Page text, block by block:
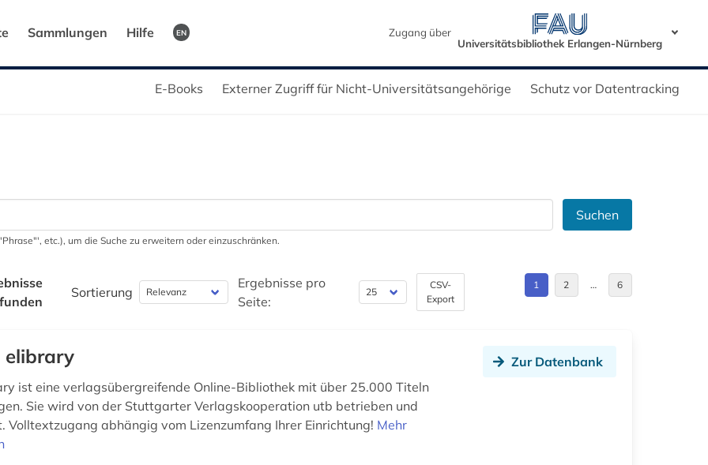
Sammlungen Hilfe EN
Zugang über
Universitätsbibliothek Erlangen-Nürnberg
E-Books Externer Zugriff für Nicht-Universitätsangehörige Schutz vor Datentracking
Suchen
etc.), um die Suche zu erweitern oder einzuschränken.
Sortierung
Ergebnisse pro
Seite:
CSV-
Export
1 2 … 6
elibrary
ist eine verlagsübergreifende Online-Bibliothek mit über 25.000 Titeln
Sie wird von der Stuttgarter Verlagskooperation utb betrieben und
Volltextzugang abhängig vom Lizenzumfang Ihrer Einrichtung! Mehr
Zur Datenbank